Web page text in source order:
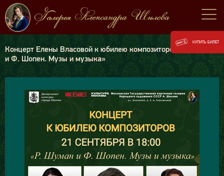
Концерт Елены Власовой к юбилею композиторов «Р. Шуман
и Ф. Шопен. Музы и музыка»
КУПИТЬ БИЛЕТ